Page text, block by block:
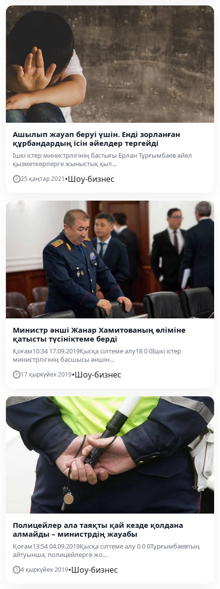
Ашылып жауап беруі үшін. Енді зорланған
құрбандардың ісін әйелдер тергейді
Ішкі істер министрлігінің бастығы Ерлан Тұрғымбаев әйел
қызметкерлерге жыныстық қыл...
25 қаңтар 2021•Шоу-бизнес
Министр әнші Жанар Хамитованың өліміне
қатысты түсініктеме берді
Қоғам10:34 17.09.2019Қысқа сілтеме алу18 0 0Ішкі істер
министрлігінің басшысы әншін...
17 қыркүйек 2019•Шоу-бизнес
Полицейлер ала таяқты қай кезде қолдана
алмайды – министрдің жауабы
Қоғам13:54 04.09.2019Қысқа сілтеме алу 0 0 0Тұрғымбаевтың
айтуынша, полицейлерге жо...
4 қыркүйек 2019•Шоу-бизнес